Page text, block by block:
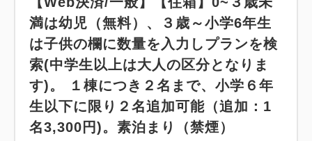
満は幼児（無料）、３歳～小学6年生
は子供の欄に数量を入力しプランを検
索(中学生以上は大人の区分となりま
す)。 １棟につき２名まで、小学６年
生以下に限り２名追加可能（追加：1
名3,300円)。素泊まり（禁煙）